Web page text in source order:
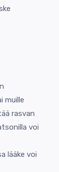
muille
rasvan
voi
lääke voi